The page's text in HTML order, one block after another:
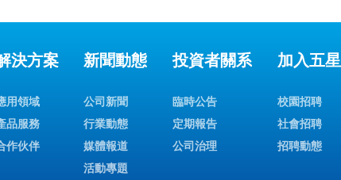
決方案
用領域
品服務
作伙伴
新聞動態
公司新聞
行業動態
媒體報道
活動專題
投資者關系
臨時公告
定期報告
公司治理
加入五星
校園招聘
社會招聘
招聘動態